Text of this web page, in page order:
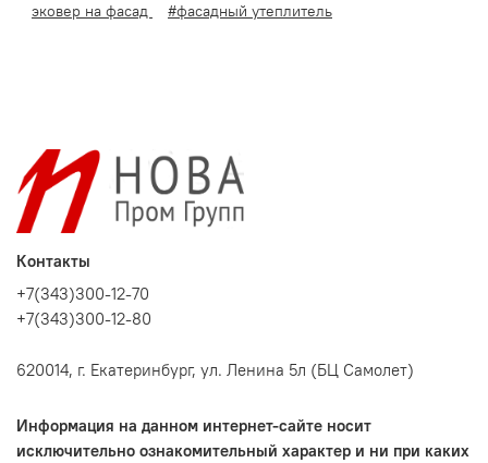
эковер на фасад
#фасадный утеплитель
Контакты
+7(343)300-12-70
+7(343)300-12-80
620014, г. Екатеринбург, ул. Ленина 5л (БЦ Самолет)
Информация на данном интернет-сайте носит
исключительно ознакомительный характер и ни при каких